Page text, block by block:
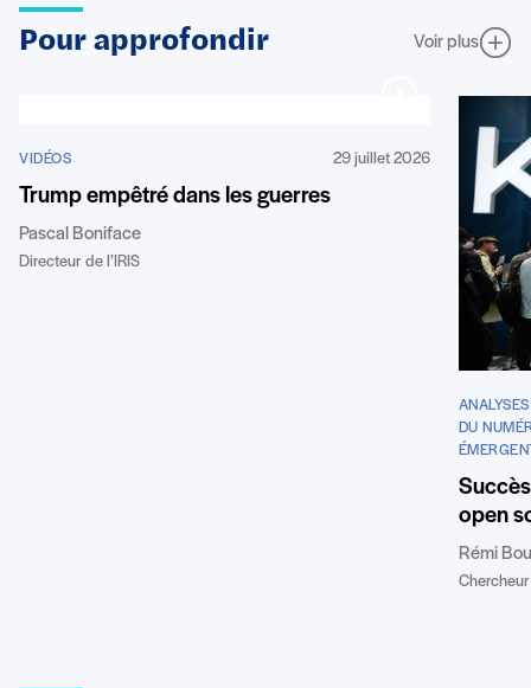
Pour approfondir Voir plus
VIDÉOS 29 juillet 2026
Trump empêtré dans les guerres
Pascal Boniface
Directeur de l’IRIS
DU
open
Rémi
Chercheur